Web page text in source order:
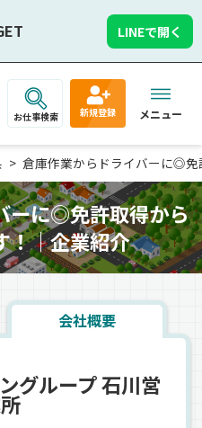
LINEで開く
お仕事検索 新規登録 メニュー
倉庫作業からドライバーに◎
ーに◎免許取得から
！｜企業紹介
会社概要
グループ 石川営